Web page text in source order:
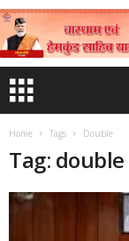
Home Tags Double
Tag: double